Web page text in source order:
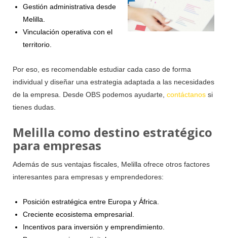
Gestión administrativa desde
Melilla.
Vinculación operativa con el
territorio.
Por eso, es recomendable estudiar cada caso de forma
individual y diseñar una estrategia adaptada a las necesidades
de la empresa. Desde OBS podemos ayudarte, contáctanos si
tienes dudas.
Melilla como destino estratégico
para empresas
Además de sus ventajas fiscales, Melilla ofrece otros factores
interesantes para empresas y emprendedores:
Posición estratégica entre Europa y África.
Creciente ecosistema empresarial.
Incentivos para inversión y emprendimiento.